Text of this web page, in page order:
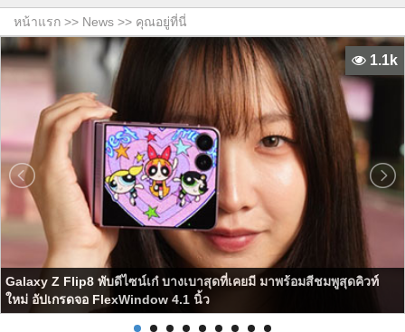
หน้าแรก >> News >> คุณอยู่ที่นี่
Galaxy Z Flip8 พับดีไซน์เก๋ บางเบาสุดที่เคยมี มาพร้อมสีชมพูสุดคิวท์
ใหม่ อัปเกรดจอ FlexWindow 4.1 นิ้ว
1.1k